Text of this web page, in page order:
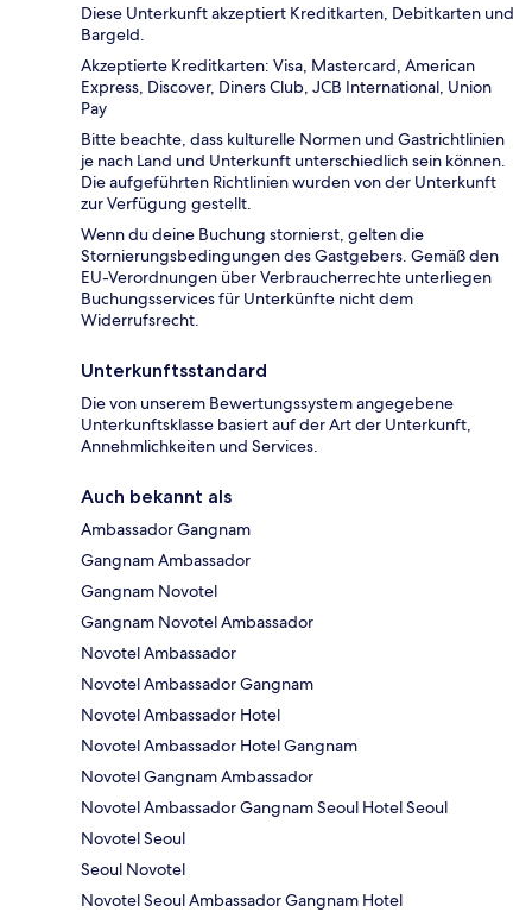
Diese Unterkunft akzeptiert Kreditkarten, Debitkarten und
Bargeld.
Akzeptierte Kreditkarten: Visa, Mastercard, American
Express, Discover, Diners Club, JCB International, Union
Pay
Bitte beachte, dass kulturelle Normen und Gastrichtlinien
je nach Land und Unterkunft unterschiedlich sein können.
Die aufgeführten Richtlinien wurden von der Unterkunft
zur Verfügung gestellt.
Wenn du deine Buchung stornierst, gelten die
Stornierungsbedingungen des Gastgebers. Gemäß den
EU-Verordnungen über Verbraucherrechte unterliegen
Buchungsservices für Unterkünfte nicht dem
Widerrufsrecht.
Unterkunftsstandard
Die von unserem Bewertungssystem angegebene
Unterkunftsklasse basiert auf der Art der Unterkunft,
Annehmlichkeiten und Services.
Auch bekannt als
Ambassador Gangnam
Gangnam Ambassador
Gangnam Novotel
Gangnam Novotel Ambassador
Novotel Ambassador
Novotel Ambassador Gangnam
Novotel Ambassador Hotel
Novotel Ambassador Hotel Gangnam
Novotel Gangnam Ambassador
Novotel Ambassador Gangnam Seoul Hotel Seoul
Novotel Seoul
Seoul Novotel
Novotel Seoul Ambassador Gangnam Hotel